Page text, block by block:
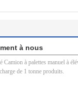
à nous